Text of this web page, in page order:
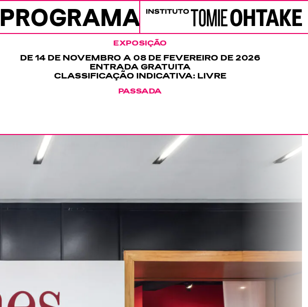
PROGRAMAÇÃOInstituto Tomie Ohtake
EXPOSIÇÃO
DE 14 DE NOVEMBRO A 08 DE FEVEREIRO DE 2026
ENTRADA GRATUITA
CLASSIFICAÇÃO INDICATIVA: LIVRE
PASSADA